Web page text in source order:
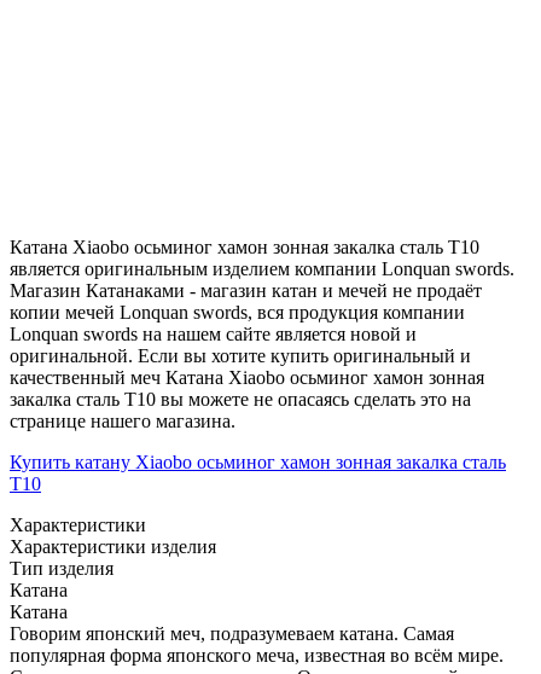
Катана Xiaobo осьминог хамон зонная закалка сталь T10
является оригинальным изделием компании Lonquan swords.
Магазин Катанаками - магазин катан и мечей не продаёт
копии мечей Lonquan swords, вся продукция компании
Lonquan swords на нашем сайте является новой и
оригинальной. Если вы хотите купить оригинальный и
качественный меч Катана Xiaobo осьминог хамон зонная
закалка сталь T10 вы можете не опасаясь сделать это на
странице нашего магазина.
Купить катану Xiaobo осьминог хамон зонная закалка сталь
T10
Характеристики
Характеристики изделия
Тип изделия
Катана
Катана
Говорим японский меч, подразумеваем катана. Самая
популярная форма японского меча, известная во всём мире.